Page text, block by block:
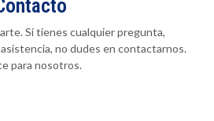
Si tienes cualquier pregunta,
no dudes en contactarnos.
para nosotros.